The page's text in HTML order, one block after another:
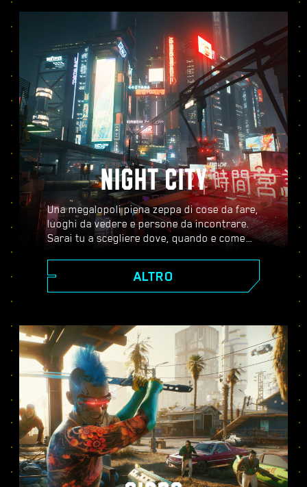
cyberpunk leggendario mentre scopri i
misteri legati al prezioso impianto che tutti
stanno disperatamente cercando di
ottenere.
NIGHT CITY
Una megalopoli piena zeppa di cose da fare,
luoghi da vedere e persone da incontrare.
Sarai tu a scegliere dove, quando e come
City è costellata di segreti da scoprire.
ALTRO